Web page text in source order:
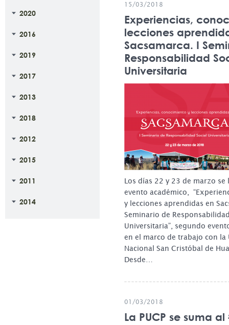
2020
2016
2019
2017
2013
2018
2012
2015
2011
2014
15/03/2018
Experiencias,
lecciones
Sacsamarca. I
Responsabilidad
Universitaria
Los días 22 y 23 de marzo se
evento académico,
y lecciones aprendidas en
Seminario de
Universitaria”, segundo
en el marco de trabajo con la
Nacional San Cristóbal de
Desde…
01/03/2018
La PUCP se suma